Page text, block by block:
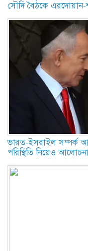
সৌদি বৈঠকে
ভারত-ইসরাইল সম্পর্ক
পরিস্থিতি নিয়েও